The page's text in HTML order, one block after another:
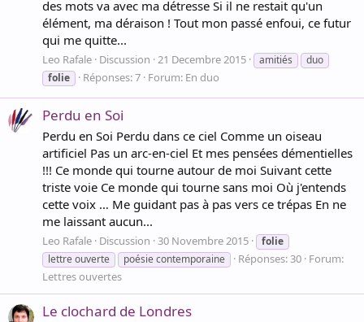
des mots va avec ma détresse Si il ne restait qu'un
élément, ma déraison ! Tout mon passé enfoui, ce futur
qui me quitte...
Leo Rafale Discussion 21 Decembre 2015 amitiés
duo
folie
Réponses: 7 Forum: En duo
Perdu en Soi
Perdu en Soi Perdu dans ce ciel Comme un oiseau
artificiel Pas un arc-en-ciel Et mes pensées démentielles
!!! Ce monde qui tourne autour de moi Suivant cette
triste voie Ce monde qui tourne sans moi Où j'entends
cette voix … Me guidant pas à pas vers ce trépas En ne
me laissant aucun...
Leo Rafale Discussion 30 Novembre 2015
folie
lettre ouverte
poésie contemporaine Réponses: 30 Forum:
Lettres ouvertes
Le clochard de Londres